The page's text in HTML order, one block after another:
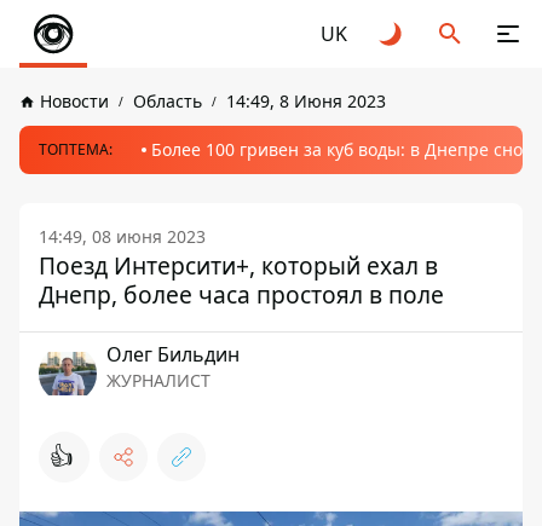
UK
Новости Область 14:49, 8 Июня 2023
ТОПТЕМА: Более 100 гривен за куб воды: в Днепре
14:49, 08 июня 2023
Поезд Интерсити+, который ехал в
Днепр, более часа простоял в поле
Олег Бильдин
ЖУРНАЛИСТ
👍